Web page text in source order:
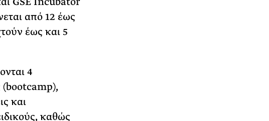
από 12 έως
έως και 5
4
(bootcamp),
και
καθώς